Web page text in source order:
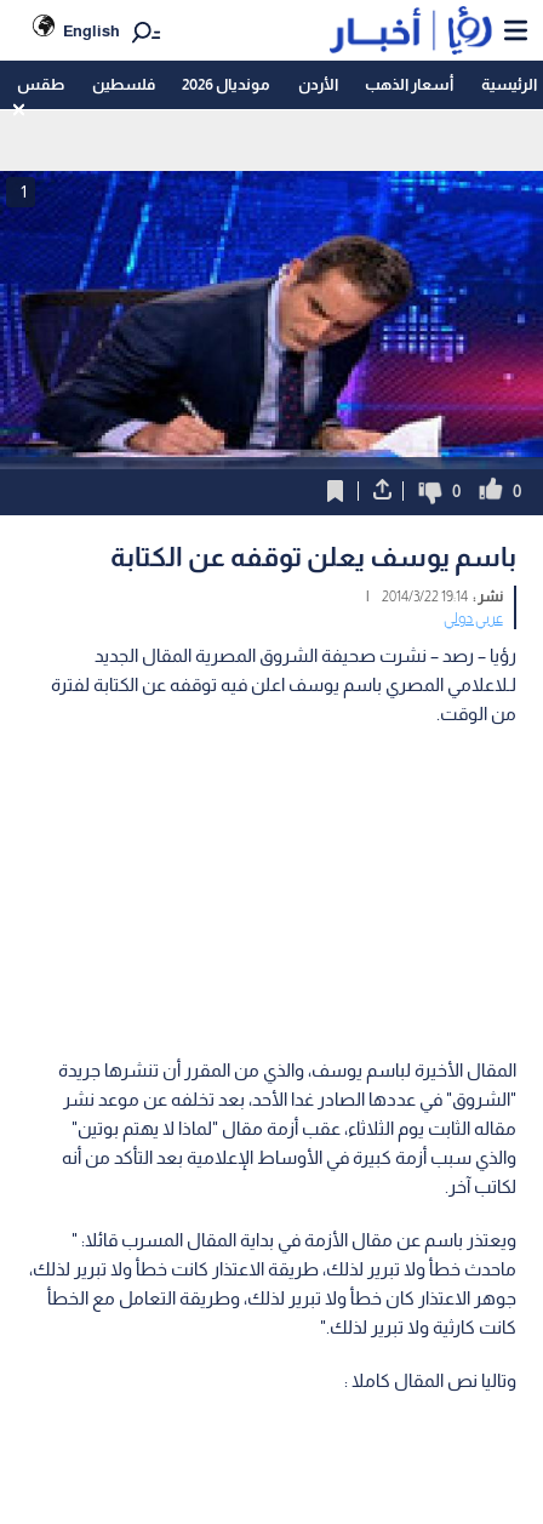
English
الرئيسية أسعار الذهب الأردن مونديال 2026 فلسطين طقس
1
0
0
باسم يوسف يعلن توقفه عن الكتابة
نشر :19:14 2014/3/22
|
عربي دولي
رؤيا – رصد – نشرت صحيفة الشروق المصرية المقال الجديد
لـلاعلامي المصري باسم يوسف اعلن فيه توقفه عن الكتابة لفترة
من الوقت.
المقال الأخيرة لباسم يوسف، والذي من المقرر أن تنشرها جريدة
"الشروق" في عددها الصادر غدا الأحد، بعد تخلفه عن موعد نشر
مقاله الثابت يوم الثلاثاء، عقب أزمة مقال "لماذا لا يهتم بوتين"
والذي سبب أزمة كبيرة في الأوساط الإعلامية بعد التأكد من أنه
لكاتب آخر.
ويعتذر باسم عن مقال الأزمة في بداية المقال المسرب قائلا: "
ماحدث خطأ ولا تبرير لذلك، طريقة الاعتذار كانت خطأ ولا تبرير لذلك،
جوهر الاعتذار كان خطأ ولا تبرير لذلك، وطريقة التعامل مع الخطأ
كانت كارثية ولا تبرير لذلك."
وتاليا نص المقال كاملا :